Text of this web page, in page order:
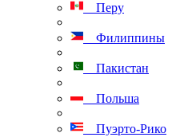
Перу
Филиппины
Пакистан
Польша
Пуэрто-Рико